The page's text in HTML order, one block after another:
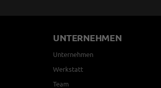
UNTERNEHMEN
Unternehmen
Werkstatt
Team